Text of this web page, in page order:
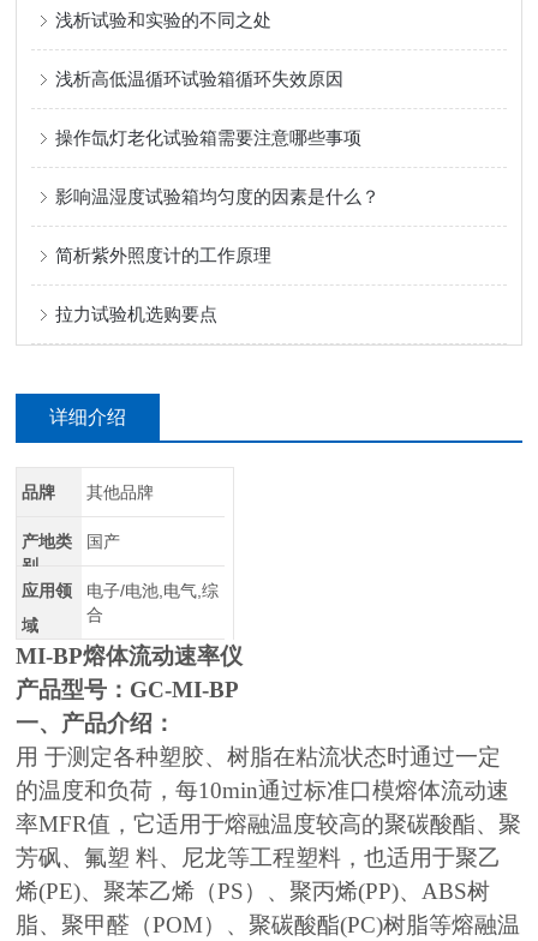
浅析试验和实验的不同之处
浅析高低温循环试验箱循环失效原因
操作氙灯老化试验箱需要注意哪些事项
影响温湿度试验箱均匀度的因素是什么？
简析紫外照度计的工作原理
拉力试验机选购要点
详细介绍
品牌 其他品牌
产地类
别
国产
应用领
域
电子/电池,电气,综
合
MI-BP熔体流动速率仪
产品型号：GC-MI-BP
一、产品介绍：
用 于测定各种塑胶、树脂在粘流状态时通过一定
的温度和负荷，每10min通过标准口模熔体流动速
率MFR值，它适用于熔融温度较高的聚碳酸酯、聚
芳砜、氟塑 料、尼龙等工程塑料，也适用于聚乙
烯(PE)、聚苯乙烯（PS）、聚丙烯(PP)、ABS树
脂、聚甲醛（POM）、聚碳酸酯(PC)树脂等熔融温